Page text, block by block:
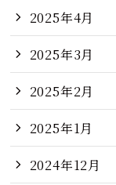
2025年4月
2025年3月
2025年2月
2025年1月
2024年12月